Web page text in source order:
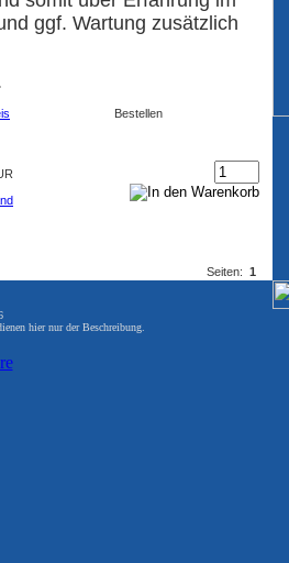
ggf. Wartung zusätzlich
Bestellen
Seiten: 1
hier nur der Beschreibung.